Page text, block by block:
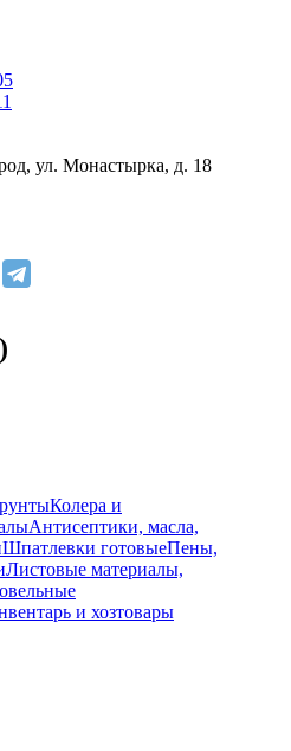
ул. Монастырка, д. 18
Колера и
Антисептики, масла,
Шпатлевки готовыеПены,
Листовые материалы,
и хозтовары